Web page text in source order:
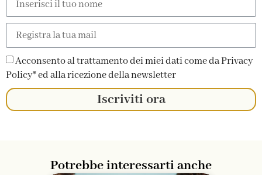
Acconsento al trattamento dei miei dati come da Privacy
Policy* ed alla ricezione della newsletter
Iscriviti ora
Potrebbe interessarti anche